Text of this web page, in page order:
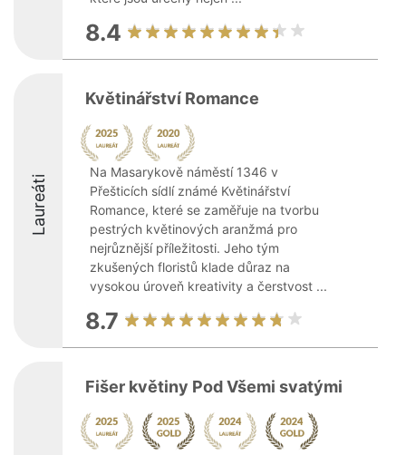
8.4
Laureáti
Květinářství Romance
Na Masarykově náměstí 1346 v
Přešticích sídlí známé Květinářství
Romance, které se zaměřuje na tvorbu
pestrých květinových aranžmá pro
nejrůznější příležitosti. Jeho tým
zkušených floristů klade důraz na
vysokou úroveň kreativity a čerstvost ...
8.7
Fišer květiny Pod Všemi svatými